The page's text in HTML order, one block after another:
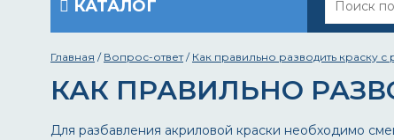
КАТАЛОГ
Главная / Вопрос-ответ / Как правильно разводить краску с
КАК ПРАВИЛЬНО
Для разбавления акриловой краски необходимо